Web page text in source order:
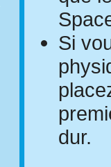
Si
dur.